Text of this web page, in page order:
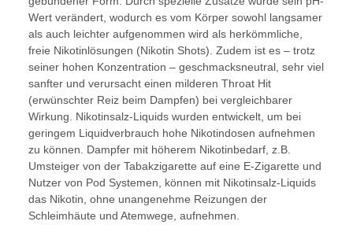
Wert verändert, wodurch es vom Körper sowohl langsamer
als auch leichter aufgenommen wird als herkömmliche,
freie Nikotinlösungen (Nikotin Shots). Zudem ist es – trotz
seiner hohen Konzentration – geschmacksneutral, sehr viel
sanfter und verursacht einen milderen Throat Hit
(erwünschter Reiz beim Dampfen) bei vergleichbarer
Wirkung. Nikotinsalz-Liquids wurden entwickelt, um bei
geringem Liquidverbrauch hohe Nikotindosen aufnehmen
zu können. Dampfer mit höherem Nikotinbedarf, z.B.
Umsteiger von der Tabakzigarette auf eine E-Zigarette und
Nutzer von Pod Systemen, können mit Nikotinsalz-Liquids
das Nikotin, ohne unangenehme Reizungen der
Schleimhäute und Atemwege, aufnehmen.